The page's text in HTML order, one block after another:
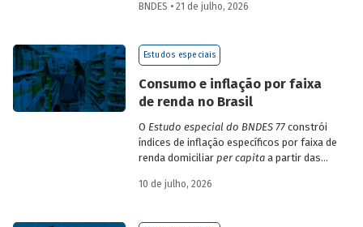
analíticos complementares: o porte da
econômica.
BNDES • 21 de julho, 2026
Estudos especiais
Consumo e inflação por faixa
de renda no Brasil
O Estudo especial do BNDES 77constrói
índices de inflação específicos por faixa de
renda domiciliar per capitaa partir das
associadas às variações de preços dos
ainda os microdados da Pnad Contínua
10 de julho, 2026